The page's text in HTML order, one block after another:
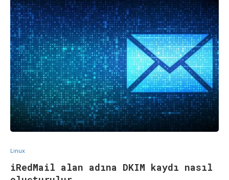
Linux
iRedMail alan adına DKIM kaydı nasıl